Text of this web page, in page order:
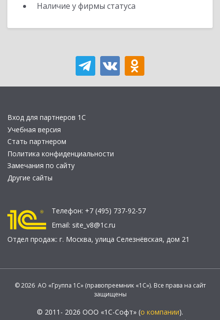
Наличие у фирмы статуса
Вход для партнеров 1С
Учебная версия
Стать партнером
Политика конфиденциальности
Замечания по сайту
Другие сайты
Телефон: +7 (495) 737-92-57
Email: site_v8@1c.ru
Отдел продаж: г. Москва, улица Селезнёвская, дом 21
© 2026 АО «Группа 1С» (правопреемник «1С»). Все права на сайт
защищены
© 2011- 2026 ООО «1С-Софт» (о компании).